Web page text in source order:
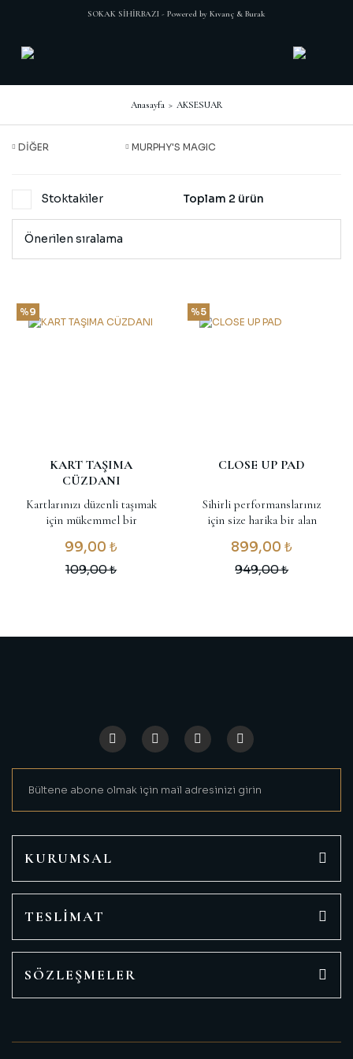
SOKAK SİHİRBAZI - Powered by Kıvanç & Burak
Anasayfa AKSESUAR
DİĞER MURPHY'S MAGIC
Stoktakiler Toplam 2 ürün
%9
KART TAŞIMA
CÜZDANI
Kartlarınızı düzenli taşımak
için mükemmel bir
99,00 ₺
109,00 ₺
%5
CLOSE UP PAD
Sihirli performanslarınız
için size harika bir alan
899,00 ₺
949,00 ₺
KURUMSAL
TESLİMAT
SÖZLEŞMELER